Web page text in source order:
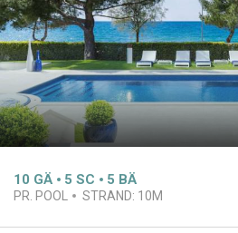
10 GÄ 5 SC 5 BÄ
PR. POOL STRAND: 10M